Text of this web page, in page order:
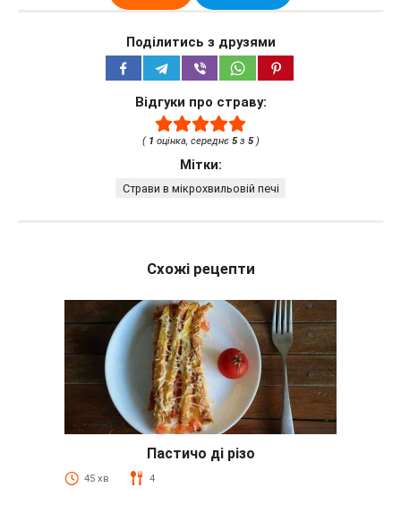
Поділитись з друзями
Відгуки про страву:
( 1 оцінка, середнє 5з 5)
Мітки:
Страви в мікрохвильовій печі
Схожі рецепти
Пастичо ді різо
45 хв 4